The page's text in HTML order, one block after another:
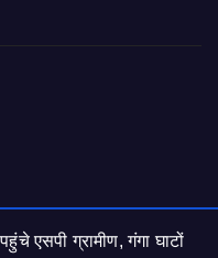
एसपी ग्रामीण, गंगा घाटों